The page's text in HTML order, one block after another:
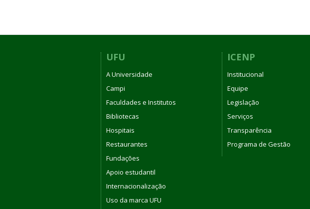
UFU
A Universidade
Campi
Faculdades e Institutos
Bibliotecas
Hospitais
Restaurantes
Fundações
Apoio estudantil
Internacionalização
Uso da marca UFU
ICENP
Institucional
Equipe
Legislação
Serviços
Transparência
Programa de Gestão